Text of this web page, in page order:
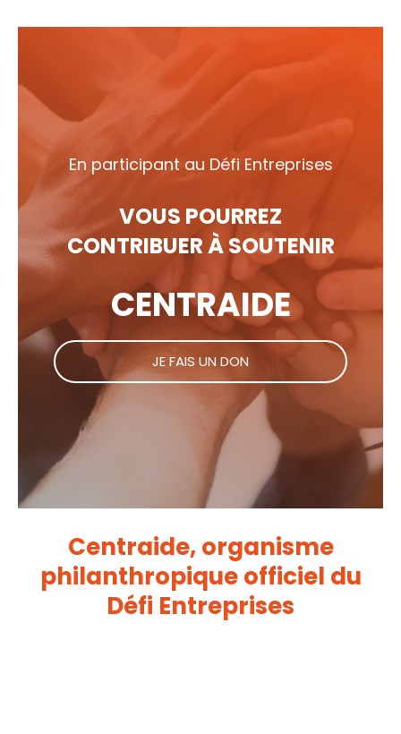
En participant au Défi Entreprises
VOUS POURREZ
CONTRIBUER À SOUTENIR
CENTRAIDE
JE FAIS UN DON
Centraide, organisme
philanthropique officiel du
Défi Entreprises